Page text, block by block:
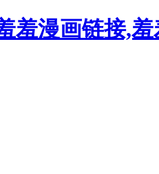
羞漫画链接,